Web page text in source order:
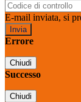
E-mail inviata, si
Errore
Chiudi
Successo
Chiudi